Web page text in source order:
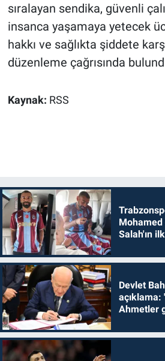
sıralayan sendika, güvenli
insanca yaşamaya yetecek
hakkı ve sağlıkta şiddete
düzenleme çağrısında
Kaynak: RSS
Salah'ın
Devlet
açıklama:
Ahmetler